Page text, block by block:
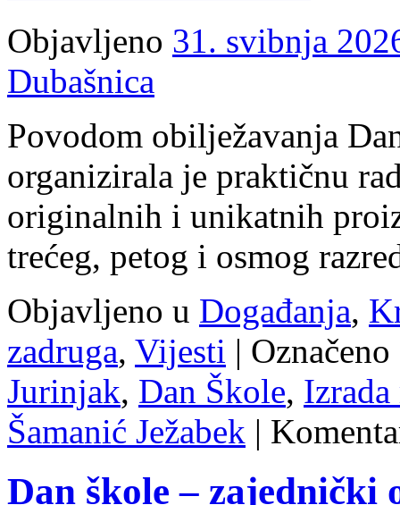
Objavljeno 31. svibnja
Dubašnica
Povodom obilježavanja
organizirala je praktičnu
originalnih i unikatnih
trećeg, petog i osmog
Objavljeno u Događanja,
zadruga, Vijesti | Označeno
Jurinjak, Dan Škole,
Šamanić Ježabek |
Dan škole – zajednički